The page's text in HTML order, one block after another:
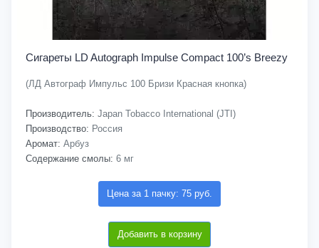
Сигареты LD Autograph Impulse Compact 100’s Breezy
(ЛД Автограф Импульс 100 Бризи Красная кнопка)
Производитель: Japan Tobacco International (JTI)
Производство: Россия
Аромат: Арбуз
Содержание смолы: 6 мг
Цена за 1 пачку: 75 руб.
Добавить в корзину